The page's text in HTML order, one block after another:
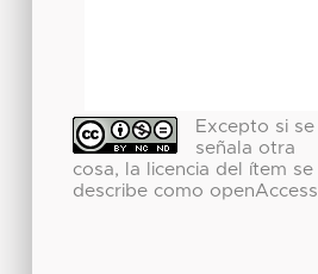
Excepto si se
señala otra
cosa, la licencia del ítem se
describe como openAccess